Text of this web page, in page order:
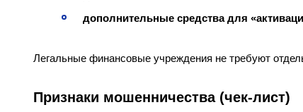
дополнительные средства для
Легальные финансовые учреждения не требуют
Признаки мошенничества (чек-лист)